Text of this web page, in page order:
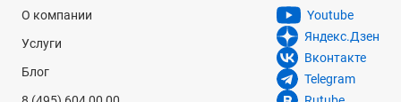
О компании
Услуги
Блог
Youtube
Яндекс.Дзен
Вконтакте
Telegram